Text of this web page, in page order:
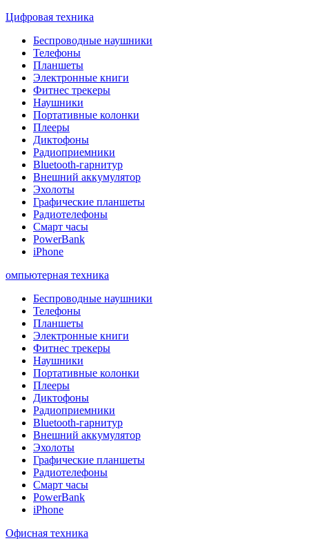
Цифровая техника
Беспроводные наушники
Телефоны
Планшеты
Электронные книги
Фитнес трекеры
Наушники
Портативные колонки
Плееры
Диктофоны
Радиоприемники
Bluetooth-гарнитур
Внешний аккумулятор
Эхолоты
Графические планшеты
Радиотелефоны
Смарт часы
PowerBank
iPhone
омпьютерная техника
Беспроводные наушники
Телефоны
Планшеты
Электронные книги
Фитнес трекеры
Наушники
Портативные колонки
Плееры
Диктофоны
Радиоприемники
Bluetooth-гарнитур
Внешний аккумулятор
Эхолоты
Графические планшеты
Радиотелефоны
Смарт часы
PowerBank
iPhone
Офисная техника